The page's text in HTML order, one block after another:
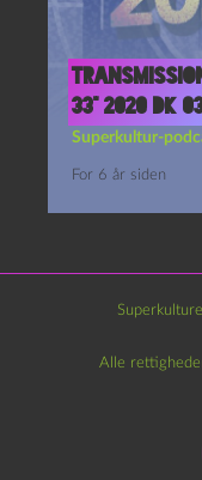
33” 2020 DK
Superkultur-
For 6 år siden
Alle